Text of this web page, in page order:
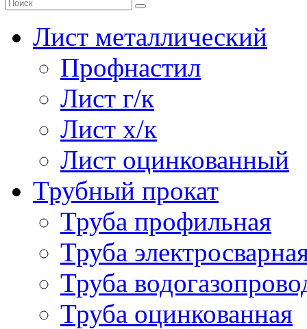
Лист металлический
Профнастил
Лист г/к
Лист х/к
Лист оцинкованный
Трубный прокат
Труба профильная
Труба
Труба
Труба оцинкованная